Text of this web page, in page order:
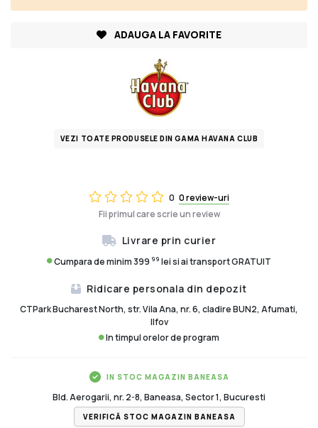
0 0 review-uri
Fii primul care scrie un review
Livrare prin curier
Cumpara de minim 399 99 lei si ai transport GRATUIT
Ridicare personala din depozit
CTPark Bucharest North, str. Vila Ana, nr. 6, cladire BUN2, Afumati,
Ilfov
In timpul orelor de program
IN STOC MAGAZIN BANEASA
Bld. Aerogarii, nr. 2-8, Baneasa, Sector 1, Bucuresti
VERIFICĂ STOC MAGAZIN BANEASA
ADAUGA LA FAVORITE
VEZI TOATE PRODUSELE DIN GAMA HAVANA CLUB